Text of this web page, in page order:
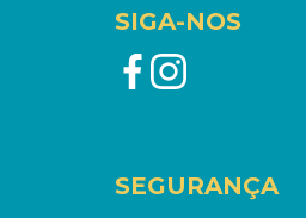
SIGA-NOS
SEGURANÇA